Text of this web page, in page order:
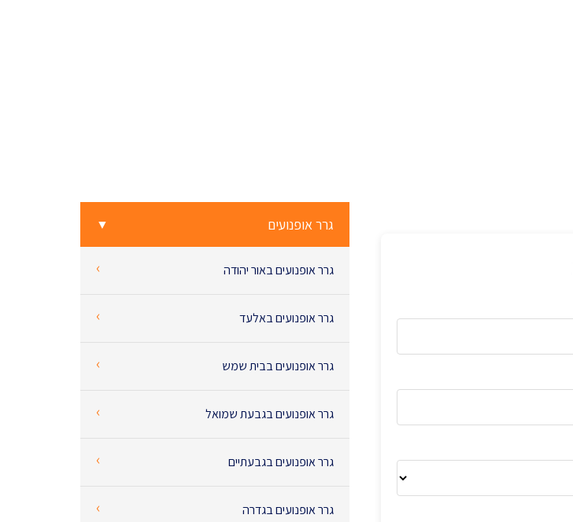
גרר אופנועים ▼
‹ גרר אופנועים באור יהודה
‹ גרר אופנועים באלעד
‹ גרר אופנועים בבית שמש
‹ גרר אופנועים בגבעת שמואל
‹ גרר אופנועים בגבעתיים
‹ גרר אופנועים בגדרה